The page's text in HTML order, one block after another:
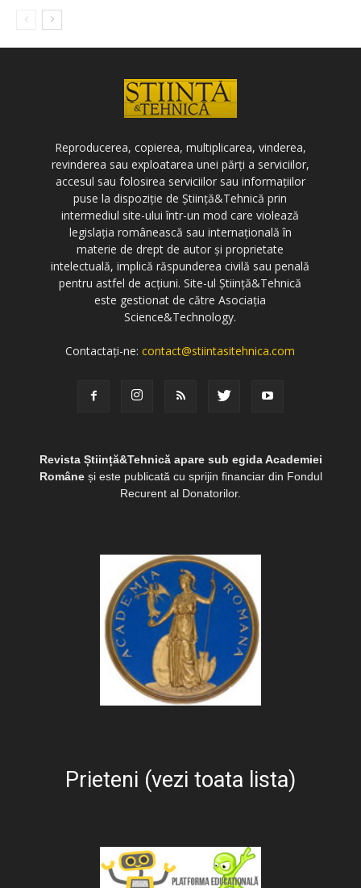
Reproducerea, copierea, multiplicarea, vinderea,
revinderea sau exploatarea unei părți a serviciilor,
accesul sau folosirea serviciilor sau informațiilor
puse la dispoziție de Știință&Tehnică prin
intermediul site-ului într-un mod care violează
legislația românească sau internațională în
materie de drept de autor și proprietate
intelectuală, implică răspunderea civilă sau penală
pentru astfel de acțiuni. Site-ul Știință&Tehnică
este gestionat de către Asociația
Science&Technology.
Contactați-ne:contact@stiintasitehnica.com
Revista Știință&Tehnică apare sub egida Academiei
Româneși este publicată cu sprijin financiar din Fondul
Recurent al Donatorilor.
Prieteni (vezi toata lista)